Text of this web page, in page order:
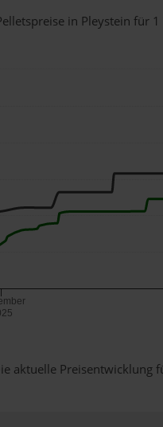
in Pleystein für
aktuelle Preisentwicklung